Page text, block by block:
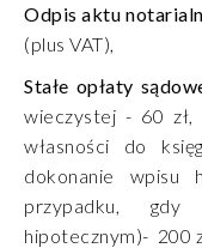
Odpis aktu
(plus VAT),
Stałe opłaty
wieczystej - 60 zł,
własności do
dokonanie wpisu
przypadku, gdy
hipotecznym)- 200